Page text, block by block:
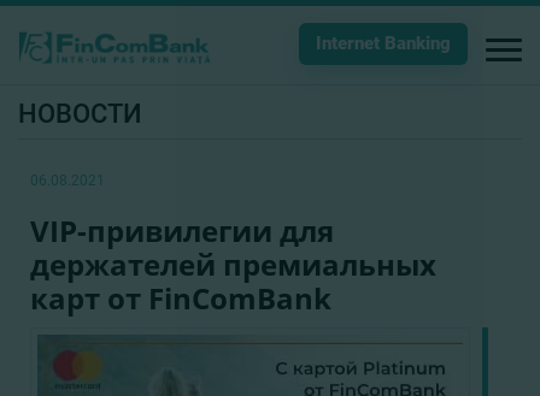
Internet Banking
НОВОСТИ
06.08.2021
VIP-привилегии для
держателей премиальных
карт от FinComBank